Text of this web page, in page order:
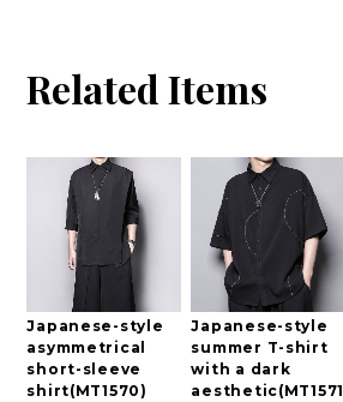
Related Items
Japanese-style
asymmetrical
short-sleeve
shirt(MT1570)
Japanese-style
summer T-shirt
with a dark
aesthetic(MT1571